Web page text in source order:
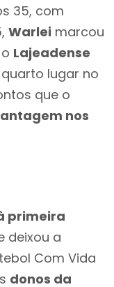
35, com
Warlei marcou
Lajeadense
lugar no
que o
nos
primeira
deixou a
Com Vida
donos da